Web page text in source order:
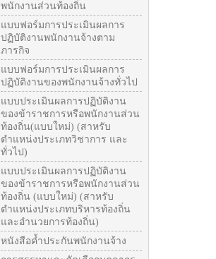
พนักงานส่วนท้องถิ่น
แบบฟอร์มการประเมินผลการ
ปฏิบัติงานพนักงานจ้างตาม
ภารกิจ
แบบฟอร์มการประเมินผลการ
ปฏิบัติงานของพนักงานจ้างทั่วไป
แบบประเมินผลการปฏิบัติงาน
ของข้าราชการหรือพนักงานส่วน
ท้องถิ่น(แบบใหม่) (สาหรับ
ตำแหน่งประเภทวิชาการ และ
ทั่วไป)
แบบประเมินผลการปฏิบัติงาน
ของข้าราชการหรือพนักงานส่วน
ท้องถิ่น (แบบใหม่) (สาหรับ
ตำแหน่งประเภทบริหารท้องถิ่น
และอำนวยการท้องถิ่น)
หนังสือค้ำประกันพนักงานจ้าง